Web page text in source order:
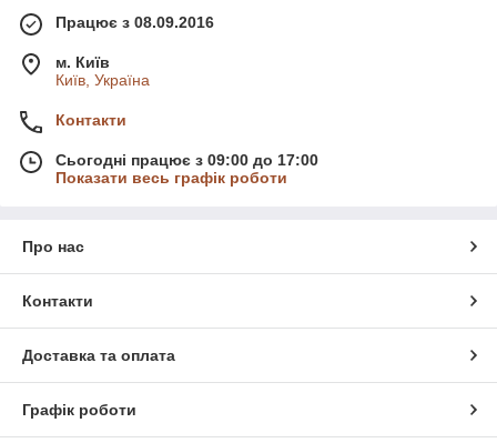
Працює з 08.09.2016
м. Київ
Київ, Україна
Контакти
Сьогодні працює з 09:00 до 17:00
Показати весь графік роботи
Про нас
Контакти
Доставка та оплата
Графік роботи